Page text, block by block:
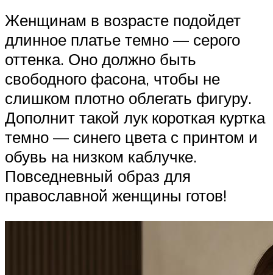
Женщинам в возрасте подойдет
длинное платье темно — серого
оттенка. Оно должно быть
свободного фасона, чтобы не
слишком плотно облегать фигуру.
Дополнит такой лук короткая куртка
темно — синего цвета с принтом и
обувь на низком каблучке.
Повседневный образ для
православной женщины готов!